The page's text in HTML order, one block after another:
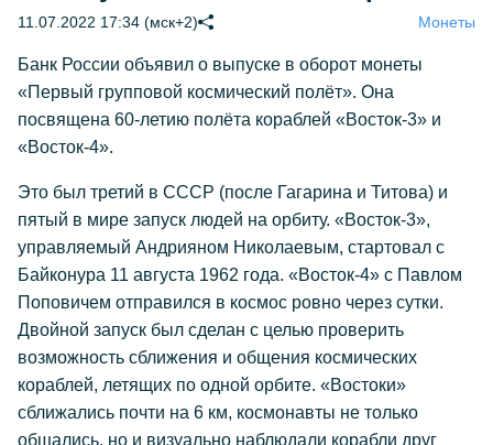
11.07.2022 17:34 (мск+2) Монеты
Банк России объявил о выпуске в оборот монеты
«Первый групповой космический полёт». Она
посвящена 60-летию полёта кораблей «Восток-3» и
«Восток-4».
Это был третий в СССР (после Гагарина и Титова) и
пятый в мире запуск людей на орбиту. «Восток-3»,
управляемый Андрияном Николаевым, стартовал с
Байконура 11 августа 1962 года. «Восток-4» с Павлом
Поповичем отправился в космос ровно через сутки.
Двойной запуск был сделан с целью проверить
возможность сближения и общения космических
кораблей, летящих по одной орбите. «Востоки»
сближались почти на 6 км, космонавты не только
общались, но и визуально наблюдали корабли друг